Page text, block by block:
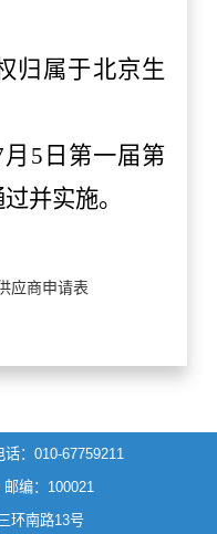
归属于北京生
月 5 日第一届第
并实施。
应商申请表
话：010-67759211
邮编：100021
环南路13号